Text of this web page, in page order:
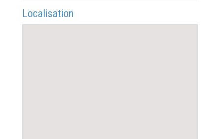
Localisation